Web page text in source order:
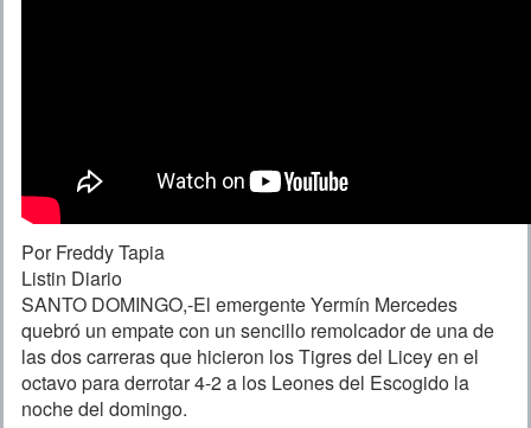
Por Freddy Tapia
Listin Diario
SANTO DOMINGO,-El emergente Yermín Mercedes
quebró un empate con un sencillo remolcador de una de
las dos carreras que hicieron los Tigres del Licey en el
octavo para derrotar 4-2 a los Leones del Escogido la
noche del domingo.